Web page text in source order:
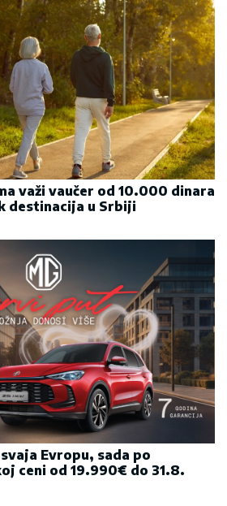
važi vaučer od 10.000 dinara
destinacija u Srbiji
Evropu, sada po
ceni od 19.990€ do 31.8.